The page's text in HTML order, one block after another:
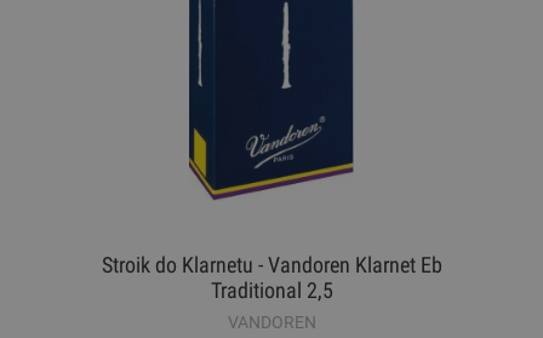
Stroik do Klarnetu - Vandoren Klarnet Eb
Traditional 2,5
VANDOREN